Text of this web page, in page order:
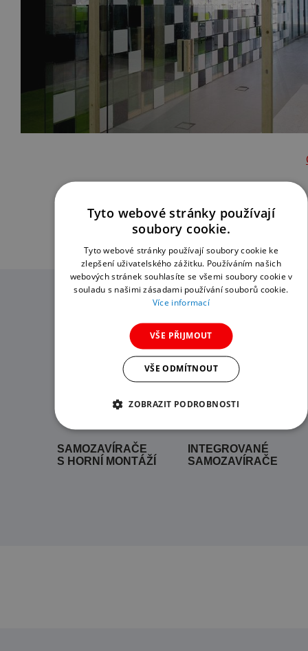
Související produkty
SAMOZAVÍRAČE
S HORNÍ MONTÁŽÍ
INTEGROVANÉ
SAMOZAVÍRAČE
Tyto webové stránky používají
soubory cookie.
Tyto webové stránky používají soubory cookie ke
zlepšení uživatelského zážitku. Používáním našich
webových stránek souhlasíte se všemi soubory cookie v
souladu s našimi zásadami používání souborů cookie.
Více informací
VŠE PŘIJMOUT
VŠE ODMÍTNOUT
ZOBRAZIT PODROBNOSTI